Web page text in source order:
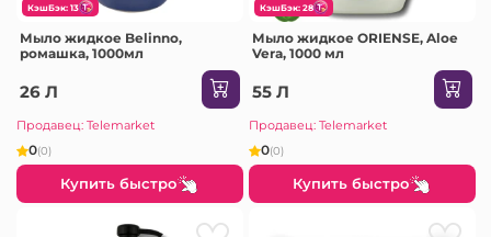
КэшБэк: 13
Мыло жидкое Belinno,
ромашка, 1000мл
26 Л
Продавец: Telemarket
0(0)
Купить быстро
КэшБэк: 28
Мыло жидкое ORIENSE, Aloe
Vera, 1000 мл
55 Л
Продавец: Telemarket
0(0)
Купить быстро